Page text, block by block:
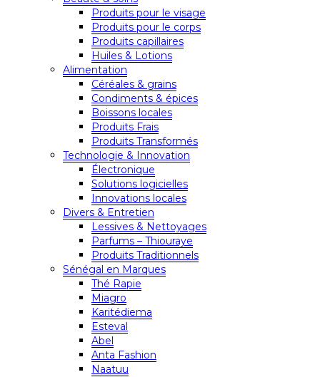
Produits pour le visage
Produits pour le corps
Produits capillaires
Huiles & Lotions
Alimentation
Céréales & grains
Condiments & épices
Boissons locales
Produits Frais
Produits Transformés
Technologie & Innovation
Électronique
Solutions logicielles
Innovations locales
Divers & Entretien
Lessives & Nettoyages
Parfums – Thiouraye
Produits Traditionnels
Sénégal en Marques
Thé Rapie
Miagro
Karitédiema
Esteval
Abel
Anta Fashion
Naatuu